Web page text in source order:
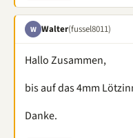
W Walter(fussel8011)
Hallo Zusammen,
bis auf das 4mm
Danke.